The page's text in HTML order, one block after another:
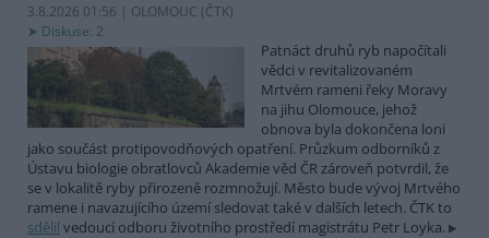
3.8.2026 01:56 | OLOMOUC (ČTK)
Diskuse: 2
Patnáct druhů ryb napočítali
vědci v revitalizovaném
Mrtvém rameni řeky Moravy
na jihu Olomouce, jehož
obnova byla dokončena loni
jako součást protipovodňových opatření. Průzkum odborníků z
Ústavu biologie obratlovců Akademie věd ČR zároveň potvrdil, že
se v lokalitě ryby přirozeně rozmnožují. Město bude vývoj Mrtvého
ramene i navazujícího území sledovat také v dalších letech. ČTK to
sdělil vedoucí odboru životního prostředí magistrátu Petr Loyka.